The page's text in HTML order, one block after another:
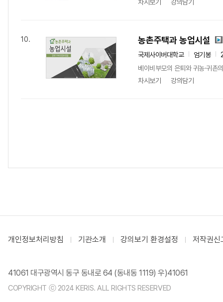
차시보기
강의담기
10. 농촌주택과 농업시설
국제사이버대학교 엄기봉
베이비부모의 은퇴와 귀농·귀촌
차시보기
강의담기
개인정보처리방침 기관소개 강의보기 환경설정 저작권신
41061 대구광역시 동구 동내로 64 (동내동 1119) 우)41061
COPYRIGHT ⓒ 2024 KERIS. ALL RIGHTS RESERVED